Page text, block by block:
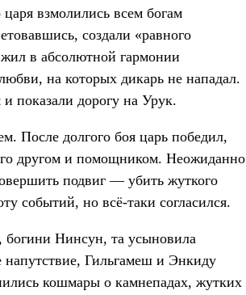
взмолились всем богам
создали «равного
в абсолютной гармонии
на которых дикарь не нападал.
показали дорогу на Урук.
После долгого боя царь победил,
другом и помощником. Неожиданно
подвиг — убить жуткого
событий, но всё-таки согласился.
богини Нинсун, та усыновила
напутствие, Гильгамеш и Энкиду
кошмары о камнепадах, жутких